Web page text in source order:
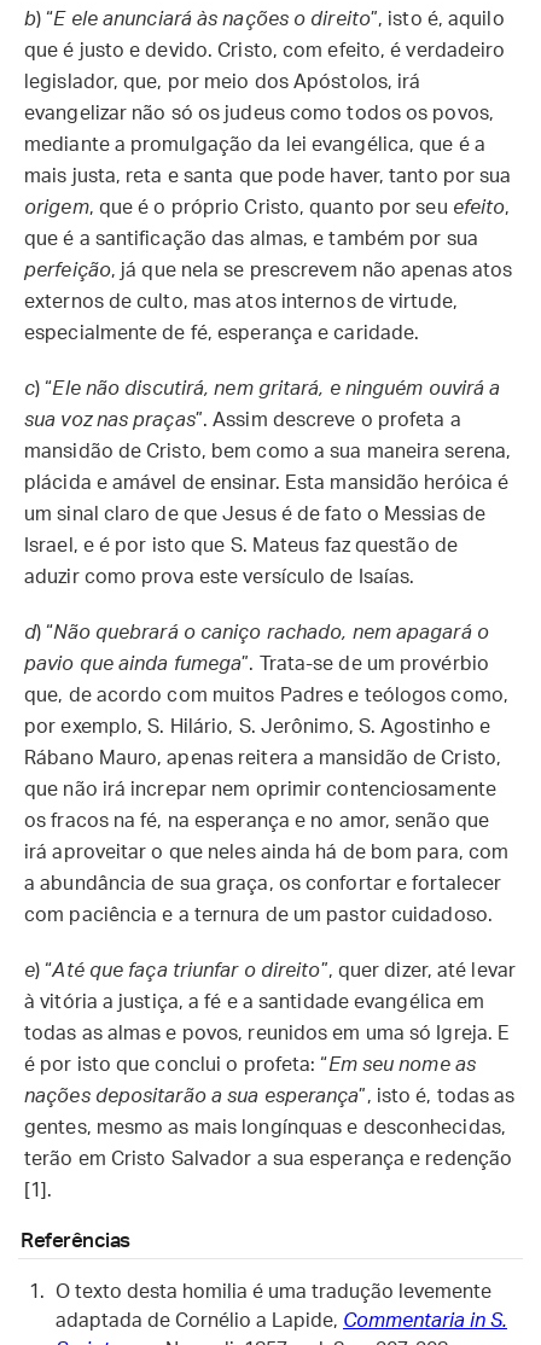
b) “E ele anunciará às nações o direito”, isto é, aquilo
que é justo e devido. Cristo, com efeito, é verdadeiro
legislador, que, por meio dos Apóstolos, irá
evangelizar não só os judeus como todos os povos,
mediante a promulgação da lei evangélica, que é a
mais justa, reta e santa que pode haver, tanto por sua
origem, que é o próprio Cristo, quanto por seu efeito,
que é a santificação das almas, e também por sua
perfeição, já que nela se prescrevem não apenas atos
externos de culto, mas atos internos de virtude,
especialmente de fé, esperança e caridade.
c) “Ele não discutirá, nem gritará, e ninguém ouvirá a
sua voz nas praças”. Assim descreve o profeta a
mansidão de Cristo, bem como a sua maneira serena,
plácida e amável de ensinar. Esta mansidão heróica é
um sinal claro de que Jesus é de fato o Messias de
Israel, e é por isto que S. Mateus faz questão de
aduzir como prova este versículo de Isaías.
d) “Não quebrará o caniço rachado, nem apagará o
pavio que ainda fumega”. Trata-se de um provérbio
que, de acordo com muitos Padres e teólogos como,
por exemplo, S. Hilário, S. Jerônimo, S. Agostinho e
Rábano Mauro, apenas reitera a mansidão de Cristo,
que não irá increpar nem oprimir contenciosamente
os fracos na fé, na esperança e no amor, senão que
irá aproveitar o que neles ainda há de bom para, com
a abundância de sua graça, os confortar e fortalecer
com paciência e a ternura de um pastor cuidadoso.
e) “Até que faça triunfar o direito”, quer dizer, até levar
à vitória a justiça, a fé e a santidade evangélica em
todas as almas e povos, reunidos em uma só Igreja. E
é por isto que conclui o profeta: “Em seu nome as
nações depositarão a sua esperança”, isto é, todas as
gentes, mesmo as mais longínquas e desconhecidas,
terão em Cristo Salvador a sua esperança e redenção
[1].
Referências
O texto desta homilia é uma tradução levemente
adaptada de Cornélio a Lapide, Commentaria in S.